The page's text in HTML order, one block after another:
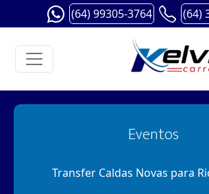
(64) 99305-3764 (64)
Eventos
Transfer Caldas Novas para